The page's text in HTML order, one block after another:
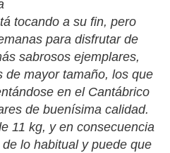
tocando a su fin, pero
para disfrutar de
sabrosos ejemplares,
de mayor tamaño, los que
en el Cantábrico
de buenísima calidad.
11 kg, y en consecuencia
lo habitual y puede que